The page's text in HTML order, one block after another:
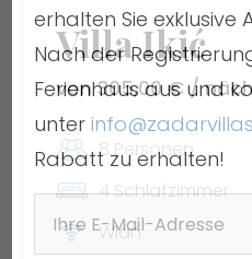
Villa Ikić
von 305,00 € /
8 Personen
4 Schlafzimmer
Wlan
erhalten Sie exklusive
Nach der
Ferienhaus aus und
unter
Rabatt zu erhalten!